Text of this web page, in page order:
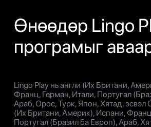
Өнөөдөр Lingo
програмыг
Lingo Play нь англи (Их Британи,
Франц, Герман, Итали, Португал
Араб, Орос, Турк, Япон, Хятад, эсвэл
(Их Британи, Америк), Испани,
Португал (Бразил ба Европ), Араб,